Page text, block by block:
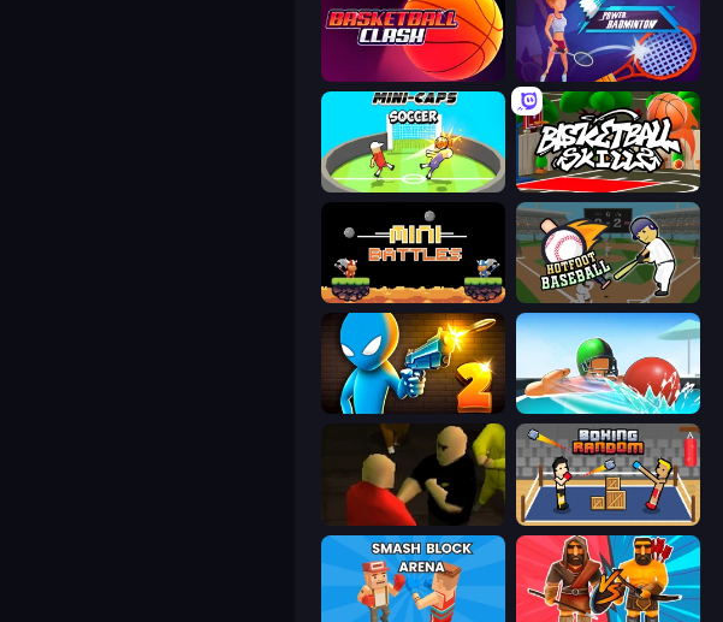
Basketball Clash Power Badminton
Mini-Caps: Soccer Basketball Skills
12 MiniBattles Hotfoot Baseball
Drunken Duel 2 Dodgeball
Boxing Random